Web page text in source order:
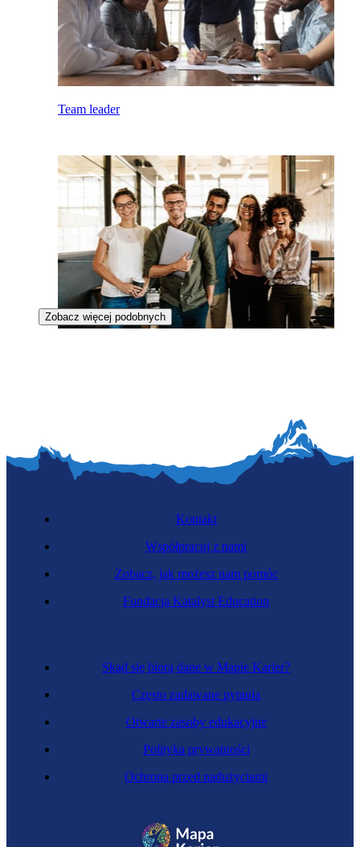
Team leader
Specjalista HR
Chief Happiness Officer
Zobacz więcej podobnych
Skąd się biorą dane w Mapie Karier?
Często zadawane pytania
Otwarte zasoby edukacyjne
Polityka prywatności
Ochrona przed nadużyciami
Kontakt
Współpracuj z nami
Zobacz, jak możesz nam pomóc
Fundacja Katalyst Education